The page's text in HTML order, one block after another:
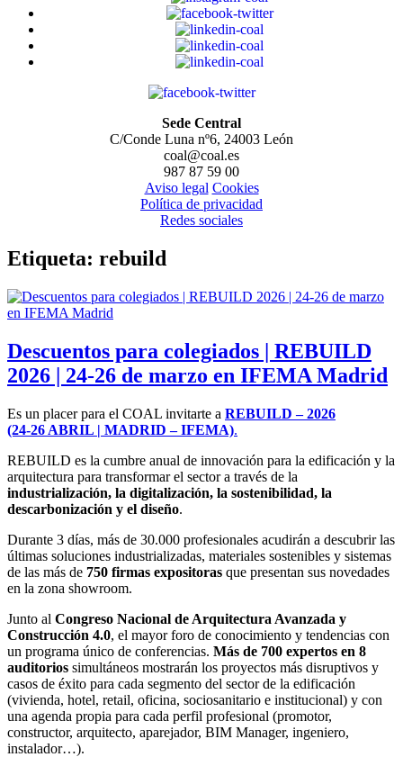
Sede Central
C/Conde Luna nº6, 24003 León
coal@coal.es
987 87 59 00
Aviso legal Cookies
Política de privacidad
Redes sociales
Etiqueta: rebuild
Descuentos para colegiados | REBUILD
2026 | 24-26 de marzo en IFEMA Madrid
Es un placer para el COAL invitarte a REBUILD – 2026
(24-26 ABRIL | MADRID – IFEMA).
REBUILD es la cumbre anual de innovación para la edificación y la
arquitectura para transformar el sector a través de la
industrialización, la digitalización, la sostenibilidad, la
descarbonización y el diseño.
Durante 3 días, más de 30.000 profesionales acudirán a descubrir las
últimas soluciones industrializadas, materiales sostenibles y sistemas
de las más de 750 firmas expositoras que presentan sus novedades
en la zona showroom.
Junto al Congreso Nacional de Arquitectura Avanzada y
Construcción 4.0, el mayor foro de conocimiento y tendencias con
un programa único de conferencias. Más de 700 expertos en 8
auditorios simultáneos mostrarán los proyectos más disruptivos y
casos de éxito para cada segmento del sector de la edificación
(vivienda, hotel, retail, oficina, sociosanitario e institucional) y con
una agenda propia para cada perfil profesional (promotor,
constructor, arquitecto, aparejador, BIM Manager, ingeniero,
instalador…).